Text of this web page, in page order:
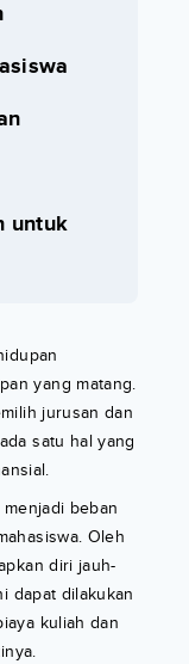
untuk
yang matang.
jurusan dan
satu hal yang
beban
Oleh
diri jauh-
dapat dilakukan
kuliah dan